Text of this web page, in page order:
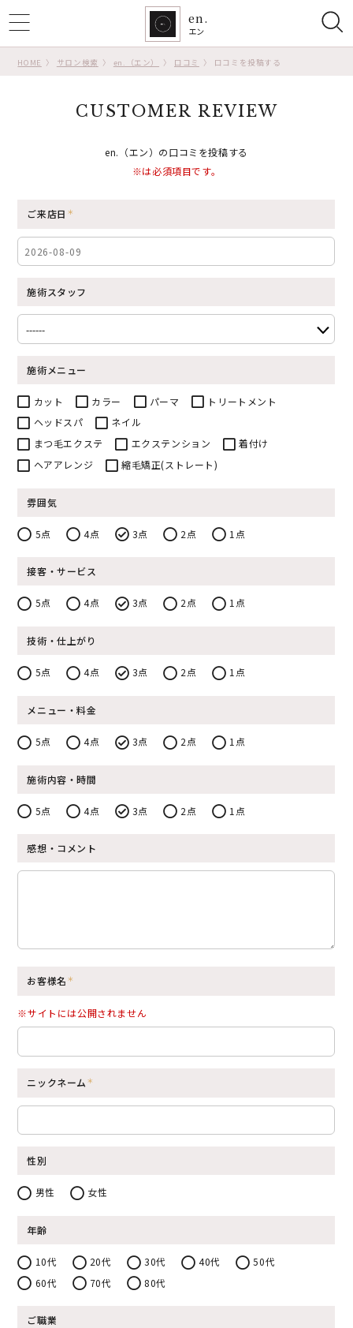
HOME サロン検索 en.（エン） 口コミ 口コミを投稿する
en.
エン
CUSTOMER REVIEW
en.（エン）の口コミを投稿する
※は必須項目です。
ご来店日
施術スタッフ
施術メニュー
カット カラー パーマ
トリートメント
ヘッドスパ
ネイル
まつ毛エクステ
エクステンション
着付け
ヘアアレンジ
縮毛矯正(ストレート)
雰囲気
5点 4点 3点 2点 1点
接客・サービス
5点 4点 3点 2点 1点
技術・仕上がり
5点 4点 3点 2点 1点
メニュー・料金
5点 4点 3点 2点 1点
施術内容・時間
5点 4点 3点 2点 1点
感想・コメント
お客様名
※サイトには公開されません
ニックネーム
性別
男性 女性
年齢
10代 20代 30代 40代
50代
60代
70代 80代
ご職業